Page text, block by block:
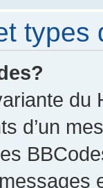
types
du
d’un